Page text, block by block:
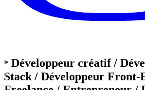
‣ Développeur créatif /
Stack / Développeur Front-